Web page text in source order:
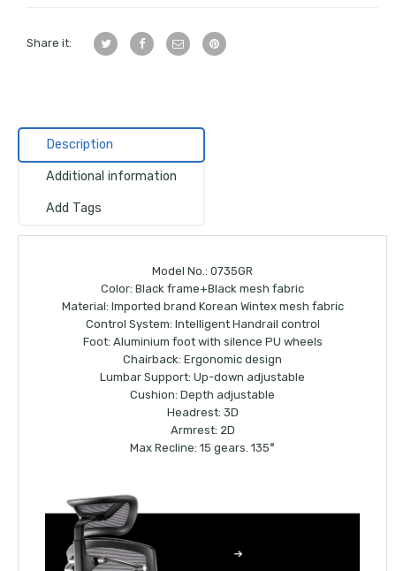
Share it:
Description
Additional information
Add Tags
Model No.: 0735GR
Color: Black frame+Black mesh fabric
Material: Imported brand Korean Wintex mesh fabric
Control System: Intelligent Handrail control
Foot: Aluminium foot with silence PU wheels
Chairback: Ergonomic design
Lumbar Support: Up-down adjustable
Cushion: Depth adjustable
Headrest: 3D
Armrest: 2D
Max Recline: 15 gears. 135°